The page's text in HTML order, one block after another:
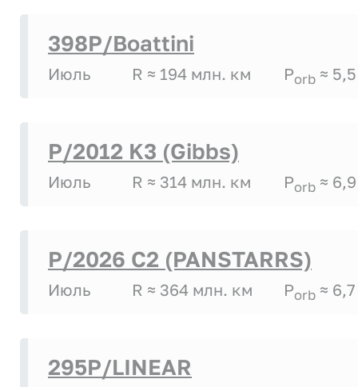
398P/Boattini
Июль R ≈ 194 млн. км Porb ≈ 5,5
P/2012 K3 (Gibbs)
Июль R ≈ 314 млн. км Porb ≈ 6,9
P/2026 C2 (PANSTARRS)
Июль R ≈ 364 млн. км Porb ≈ 6,7
295P/LINEAR